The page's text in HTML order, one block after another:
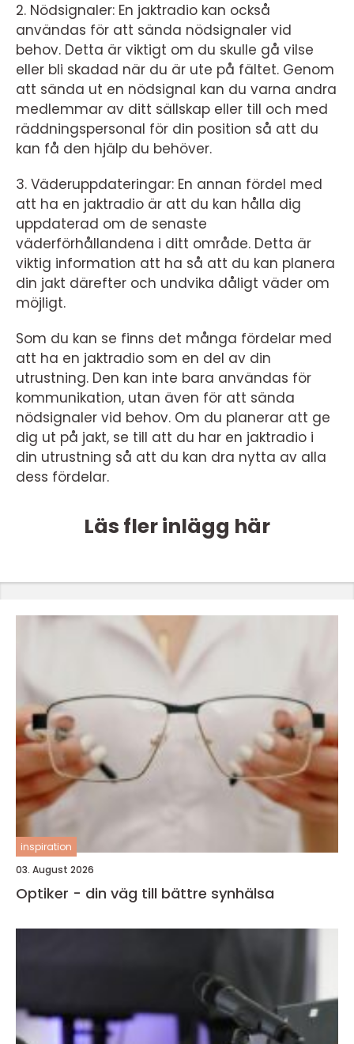
2. Nödsignaler: En jaktradio kan också
användas för att sända nödsignaler vid
behov. Detta är viktigt om du skulle gå vilse
eller bli skadad när du är ute på fältet. Genom
att sända ut en nödsignal kan du varna andra
medlemmar av ditt sällskap eller till och med
räddningspersonal för din position så att du
kan få den hjälp du behöver.
3. Väderuppdateringar: En annan fördel med
att ha en jaktradio är att du kan hålla dig
uppdaterad om de senaste
väderförhållandena i ditt område. Detta är
viktig information att ha så att du kan planera
din jakt därefter och undvika dåligt väder om
möjligt.
Som du kan se finns det många fördelar med
att ha en jaktradio som en del av din
utrustning. Den kan inte bara användas för
kommunikation, utan även för att sända
nödsignaler vid behov. Om du planerar att ge
dig ut på jakt, se till att du har en jaktradio i
din utrustning så att du kan dra nytta av alla
dess fördelar.
Läs fler inlägg här
inspiration
03. August 2026
Optiker - din väg till bättre synhälsa